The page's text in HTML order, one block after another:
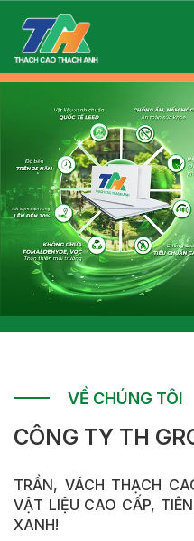
VỀ CHÚNG TÔI
CÔNG TY TH
TRẦN, VÁCH THẠCH
VẬT LIỆU CAO CẤP,
XANH!